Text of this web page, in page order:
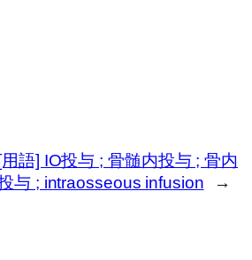
語] IO投与 ; 骨髄内投与 ; 骨内
与 ; intraosseous infusion
→